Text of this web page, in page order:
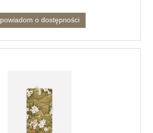
powiadom o dostępności